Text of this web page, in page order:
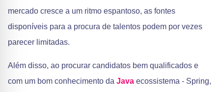
mercado cresce a um ritmo espantoso, as fontes
disponíveis para a procura de talentos podem por vezes
parecer limitadas.
Além disso, ao procurar candidatos bem qualificados e
com um bom conhecimento da Java ecossistema - Spring,